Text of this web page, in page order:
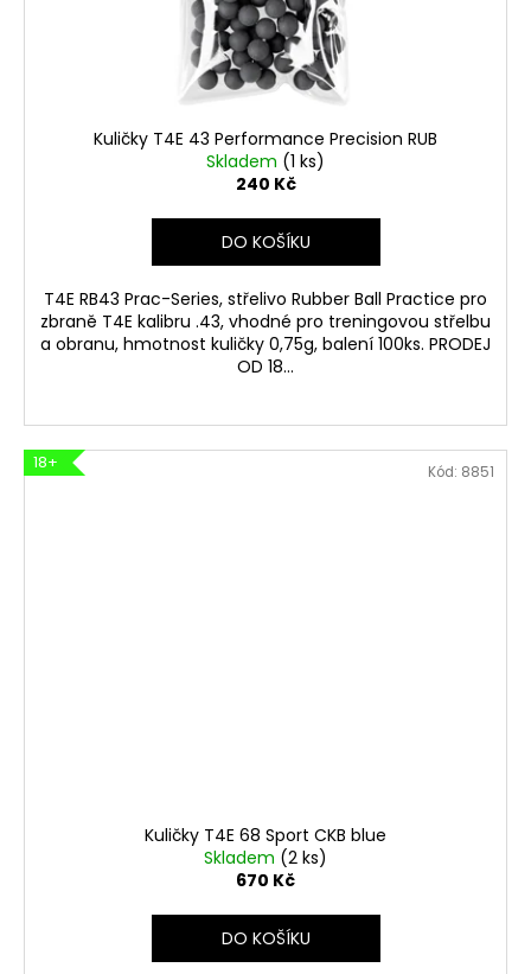
Kuličky T4E 43 Performance Precision RUB
Skladem (1 ks)
240 Kč
DO KOŠÍKU
T4E RB43 Prac-Series, střelivo Rubber Ball Practice pro
zbraně T4E kalibru .43, vhodné pro treningovou střelbu
a obranu, hmotnost kuličky 0,75g, balení 100ks. PRODEJ
OD 18...
18+
Kuličky T4E 68 Sport CKB blue
Skladem (2 ks)
670 Kč
DO KOŠÍKU
Kód: 8851